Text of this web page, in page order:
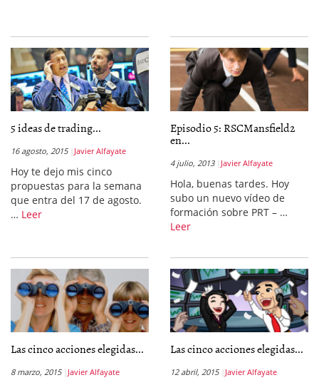
5 ideas de trading...
16 agosto, 2015 Javier Alfayate
Hoy te dejo mis cinco
propuestas para la semana
que entra del 17 de agosto.
… Leer
Episodio 5: RSCMansfield2
en...
4 julio, 2013 Javier Alfayate
Hola, buenas tardes. Hoy
subo un nuevo vídeo de
formación sobre PRT – …
Leer
Las cinco acciones elegidas...
8 marzo, 2015 Javier Alfayate
Las cinco acciones elegidas...
12 abril, 2015 Javier Alfayate